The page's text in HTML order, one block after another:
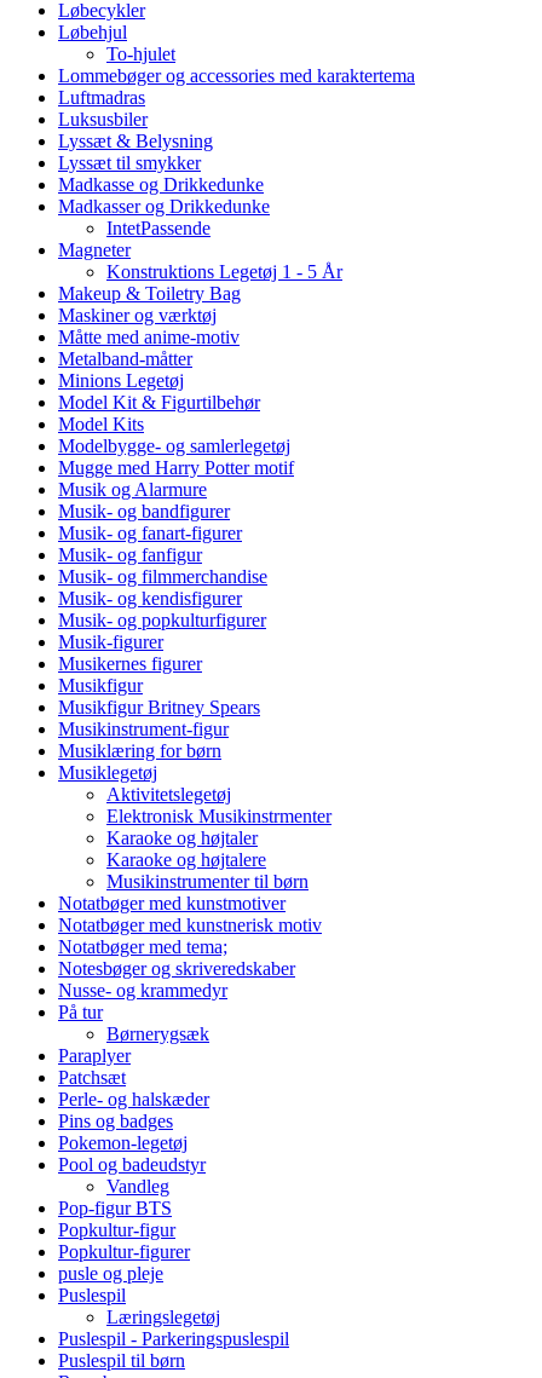
Løbecykler
Løbehjul
To-hjulet
Lommebøger og accessories med karaktertema
Luftmadras
Luksusbiler
Lyssæt & Belysning
Lyssæt til smykker
Madkasse og Drikkedunke
Madkasser og Drikkedunke
IntetPassende
Magneter
Konstruktions Legetøj 1 - 5 År
Makeup & Toiletry Bag
Maskiner og værktøj
Måtte med anime-motiv
Metalband-måtter
Minions Legetøj
Model Kit & Figurtilbehør
Model Kits
Modelbygge- og samlerlegetøj
Mugge med Harry Potter motif
Musik og Alarmure
Musik- og bandfigurer
Musik- og fanart-figurer
Musik- og fanfigur
Musik- og filmmerchandise
Musik- og kendisfigurer
Musik- og popkulturfigurer
Musik-figurer
Musikernes figurer
Musikfigur
Musikfigur Britney Spears
Musikinstrument-figur
Musiklæring for børn
Musiklegetøj
Aktivitetslegetøj
Elektronisk Musikinstrmenter
Karaoke og højtaler
Karaoke og højtalere
Musikinstrumenter til børn
Notatbøger med kunstmotiver
Notatbøger med kunstnerisk motiv
Notatbøger med tema;
Notesbøger og skriveredskaber
Nusse- og krammedyr
På tur
Børnerygsæk
Paraplyer
Patchsæt
Perle- og halskæder
Pins og badges
Pokemon-legetøj
Pool og badeudstyr
Vandleg
Pop-figur BTS
Popkultur-figur
Popkultur-figurer
pusle og pleje
Puslespil
Læringslegetøj
Puslespil - Parkeringspuslespil
Puslespil til børn